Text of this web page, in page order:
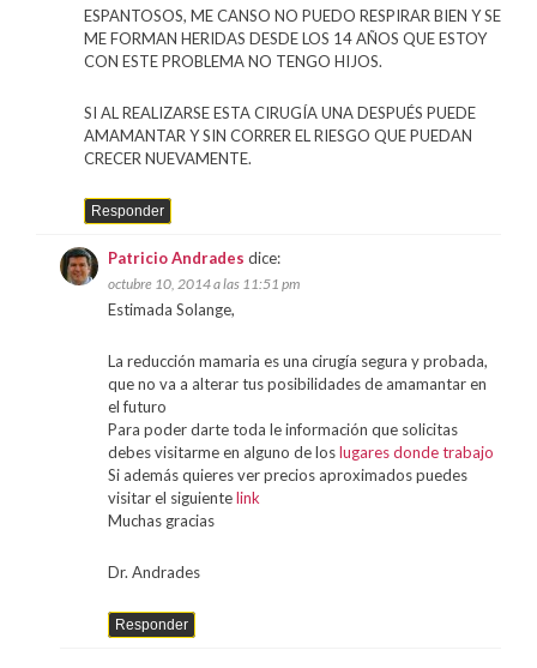
ESPANTOSOS, ME CANSO NO PUEDO RESPIRAR BIEN Y SE
ME FORMAN HERIDAS DESDE LOS 14 AÑOS QUE ESTOY
CON ESTE PROBLEMA NO TENGO HIJOS.
SI AL REALIZARSE ESTA CIRUGÍA UNA DESPUÉS PUEDE
AMAMANTAR Y SIN CORRER EL RIESGO QUE PUEDAN
CRECER NUEVAMENTE.
Responder
Patricio Andrades dice:
octubre 10, 2014 a las 11:51 pm
Estimada Solange,
La reducción mamaria es una cirugía segura y probada,
que no va a alterar tus posibilidades de amamantar en
el futuro
Para poder darte toda le información que solicitas
debes visitarme en alguno de loslugares donde trabajo
Si además quieres ver precios aproximados puedes
visitar el siguientelink
Muchas gracias
Dr. Andrades
Responder